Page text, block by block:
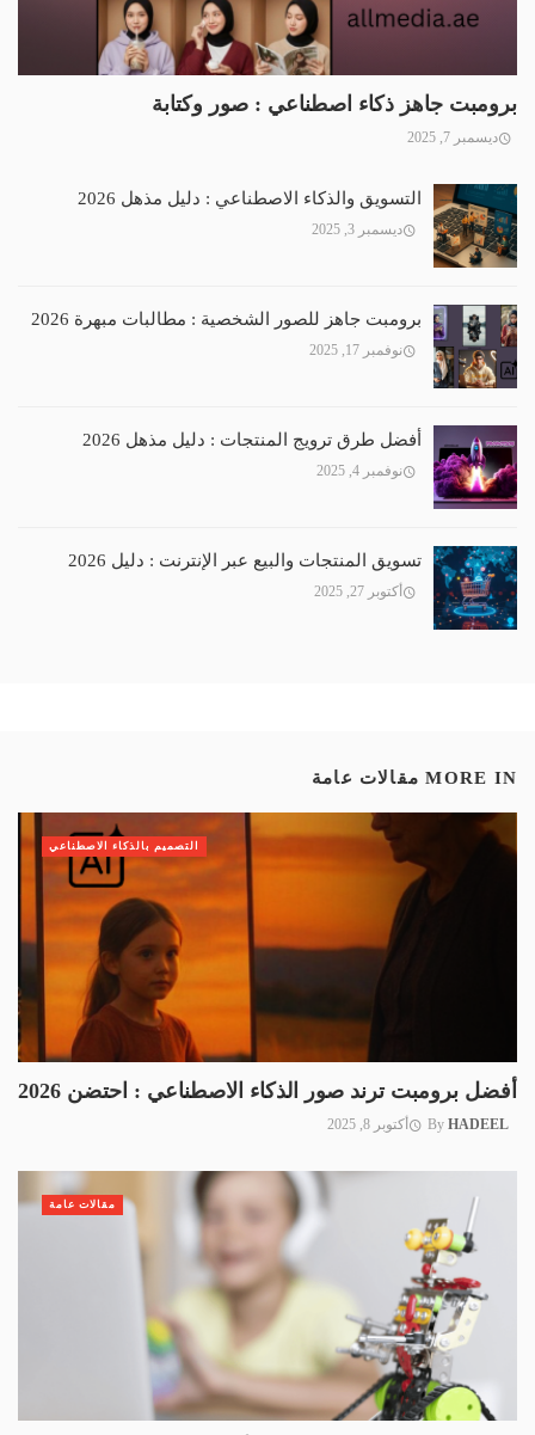
برومبت جاهز ذكاء اصطناعي : صور وكتابة
ديسمبر 7, 2025
التسويق والذكاء الاصطناعي : دليل مذهل 2026
ديسمبر 3, 2025
برومبت جاهز للصور الشخصية : مطالبات مبهرة 2026
نوفمبر 17, 2025
أفضل طرق ترويج المنتجات : دليل مذهل 2026
نوفمبر 4, 2025
تسويق المنتجات والبيع عبر الإنترنت : دليل 2026
أكتوبر 27, 2025
MORE IN مقالات عامة
أفضل برومبت ترند صور الذكاء الاصطناعي : احتضن 2026
By HADEEL أكتوبر 8, 2025
التصميم بالذكاء الاصطناعي
مقالات عامة